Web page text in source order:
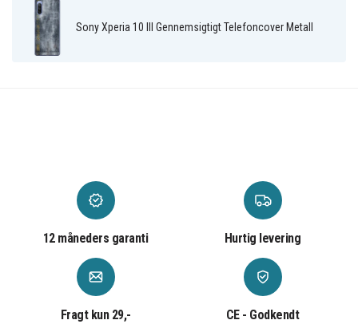
Sony Xperia 10 III Gennemsigtigt Telefoncover Metall
12 måneders garanti Hurtig levering
Fragt kun 29,- CE - Godkendt